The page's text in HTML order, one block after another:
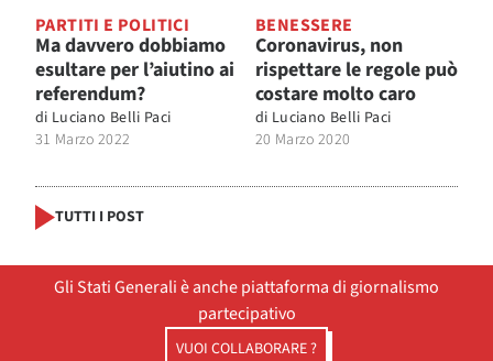
PARTITI E POLITICI
Ma davvero dobbiamo
esultare per l’aiutino ai
referendum?
di Luciano Belli Paci
31 Marzo 2022
BENESSERE
Coronavirus, non
rispettare le regole può
costare molto caro
di Luciano Belli Paci
20 Marzo 2020
TUTTI I POST
Gli Stati Generali è anche piattaforma di giornalismo
partecipativo
VUOI COLLABORARE ?